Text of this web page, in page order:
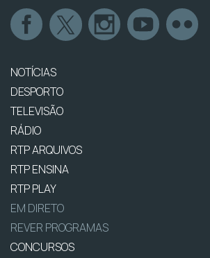
NOTÍCIAS
DESPORTO
TELEVISÃO
RÁDIO
RTP ARQUIVOS
RTP ENSINA
RTP PLAY
EM DIRETO
REVER PROGRAMAS
CONCURSOS